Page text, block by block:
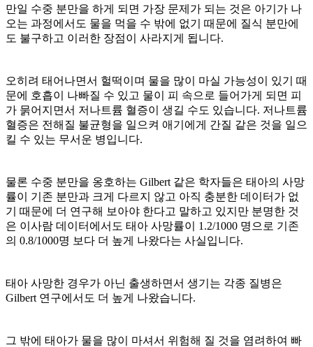
만일 수중 분만을 하게 되면 가장 문제가 되는 것은 아기가 나
오는 과정에서도 물을 먹을 수 밖에 없기 때문에 질식 분만에
도 불구하고 이러한 장점이 사라지게 됩니다.
오히려 태어나면서 헐떡이며 물을 많이 마실 가능성이 있기 때
문에 호흡이 나빠질 수 있고 물이 피 속으로 들어가게 되면 피
가 묽어지면서 저나트륨 혈증이 생길 수도 있습니다. 저나트륨
혈증은 전해질 불균형을 일으켜 애기에게 간질 같은 것을 일으
킬 수 있는 무서운 병입니다.
물론 수중 분만을 옹호하는 Gilbert 같은 학자들은 태아의 사망
률이 기존 분만과 크게 다르지 않고 아직 충분한 데이터가 없
기 때문에 더 연구해 보아야 한다고 말하고 있지만 분명한 것
은 이사람 데이터에서도 태아 사망률이
1.2/1000 명으로 기존
의 0.8/1000명 보다 더 높게 나왔다는 사실입니다.
태아 사망한 경우가 아닌 출생하면서 생기는 각종 질병은
Gilbert 연구에서도 더 높게 나왔습니다.
그 밖에 태아가 물을 많이 마셔서 위험해 질 것을 염려하여 빠